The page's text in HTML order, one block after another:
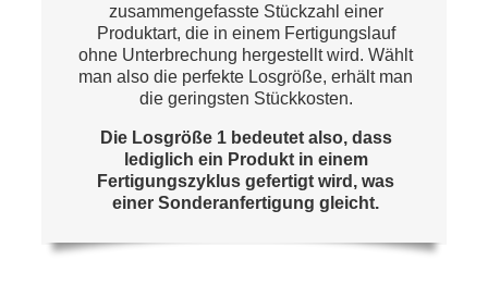
zusammengefasste Stückzahl einer
Produktart, die in einem Fertigungslauf
ohne Unterbrechung hergestellt wird. Wählt
man also die perfekte Losgröße, erhält man
die geringsten Stückkosten.
Die Losgröße 1 bedeutet also, dass
lediglich ein Produkt in einem
Fertigungszyklus gefertigt wird, was
einer Sonderanfertigung gleicht.